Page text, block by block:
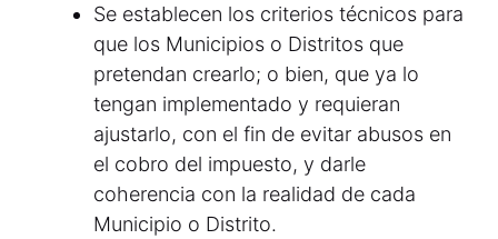
Se establecen los criterios técnicos para
que los Municipios o Distritos que
pretendan crearlo; o bien, que ya lo
tengan implementado y requieran
ajustarlo, con el fin de evitar abusos en
el cobro del impuesto, y darle
coherencia con la realidad de cada
Municipio o Distrito.